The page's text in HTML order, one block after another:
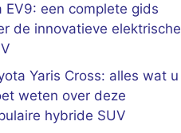
EV9: een complete gids
de innovatieve elektrische
Yaris Cross: alles wat u
weten over deze
hybride SUV